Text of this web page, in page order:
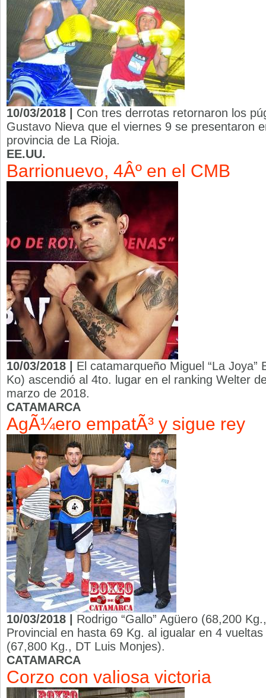
10/03/2018 | Con tres derrotas retornaron los
Gustavo Nieva que el viernes 9 se presentaron
provincia de La Rioja.
EE.UU.
Barrionuevo, 4Âº en el CMB
10/03/2018 | El catamarqueño Miguel “La
Ko) ascendió al 4to. lugar en el ranking Welter
marzo de 2018.
CATAMARCA
AgÃ¼ero empatÃ³ y sigue rey
10/03/2018 | Rodrigo “Gallo” Agüero (68,200
Provincial en hasta 69 Kg. al igualar en 4
(67,800 Kg., DT Luis Monjes).
CATAMARCA
Corzo con valiosa victoria